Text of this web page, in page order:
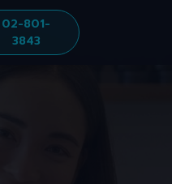
02-801-
3843